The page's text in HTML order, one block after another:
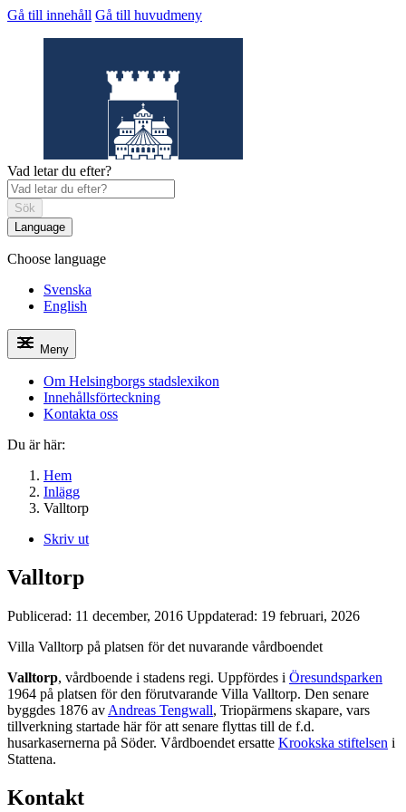
Gå till innehåll Gå till huvudmeny
Helsingborgs stadslexikon
Vad letar du efter?
Sök
Language
Choose language
Svenska
English
Meny
Om Helsingborgs stadslexikon
Innehållsförteckning
Kontakta oss
Du är här:
Hem
Inlägg
Valltorp
Skriv ut
Valltorp
Publicerad: 11 december, 2016 Uppdaterad: 19 februari, 2026
Villa Valltorp på platsen för det nuvarande vårdboendet
Valltorp, vårdboende i stadens regi. Uppfördes i Öresundsparken
1964 på platsen för den förutvarande Villa Valltorp. Den senare
byggdes 1876 av Andreas Tengwall, Triopärmens skapare, vars
tillverkning startade här för att senare flyttas till de f.d.
husarkasernerna på Söder. Vårdboendet ersatte Krookska stiftelsen i
Stattena.
Kontakt